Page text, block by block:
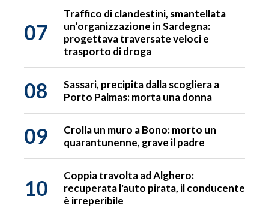
07
Traffico di clandestini, smantellata
un’organizzazione in Sardegna:
progettava traversate veloci e
trasporto di droga
08
Sassari, precipita dalla scogliera a
Porto Palmas: morta una donna
09
Crolla un muro a Bono: morto un
quarantunenne, grave il padre
10
Coppia travolta ad Alghero:
recuperata l'auto pirata, il conducente
è irreperibile